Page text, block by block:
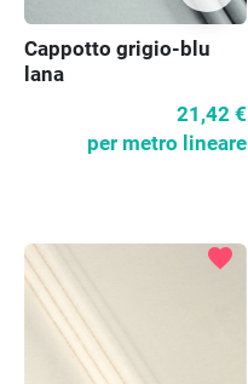
Cappotto grigio-blu
lana
21,42 €
per metro lineare
favorite